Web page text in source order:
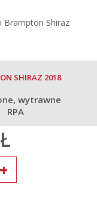
SHIRAZ 2018
wytrawne
RPA